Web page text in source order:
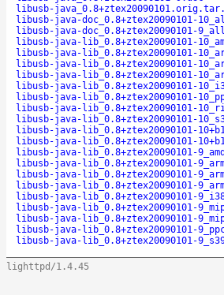
libusb-
libusb-java-doc_0.8+ztex20090101-
libusb-java-doc_0.8+ztex20090101-
libusb-java-lib_0.8+ztex20090101-
libusb-java-lib_0.8+ztex20090101-
libusb-java-lib_0.8+ztex20090101-
libusb-java-lib_0.8+ztex20090101-
libusb-java-lib_0.8+ztex20090101-
libusb-java-lib_0.8+ztex20090101-
libusb-java-lib_0.8+ztex20090101-
libusb-java-lib_0.8+ztex20090101-
libusb-java-lib_0.8+ztex20090101-
libusb-java-lib_0.8+ztex20090101-
libusb-java-lib_0.8+ztex20090101-
libusb-java-lib_0.8+ztex20090101-
libusb-java-lib_0.8+ztex20090101-
libusb-java-lib_0.8+ztex20090101-
libusb-java-lib_0.8+ztex20090101-
libusb-java-lib_0.8+ztex20090101-
libusb-java-lib_0.8+ztex20090101-
libusb-java-lib_0.8+ztex20090101-
libusb-java-lib_0.8+ztex20090101-
lighttpd/1.4.45